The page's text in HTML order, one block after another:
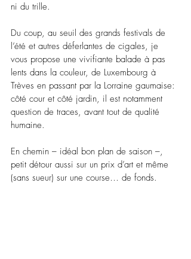
ni du trille.
Du coup, au seuil des grands festivals de
l’été et autres déferlantes de cigales, je
vous propose une vivifiante balade à pas
lents dans la couleur, de Luxembourg à
Trèves en passant par la Lorraine gaumaise:
côté cour et côté jardin, il est notamment
question de traces, avant tout de qualité
humaine.
En chemin – idéal bon plan de saison –,
petit détour aussi sur un prix d’art et même
(sans sueur) sur une course… de fonds.